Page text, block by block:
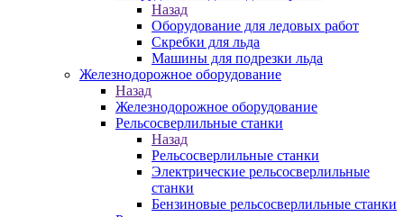
Назад
Оборудование для ледовых работ
Скребки для льда
Машины для подрезки льда
Железнодорожное оборудование
Назад
Железнодорожное оборудование
Рельсосверлильные станки
Назад
Рельсосверлильные станки
Электрические рельсосверлильные
станки
Бензиновые рельсосверлильные станки